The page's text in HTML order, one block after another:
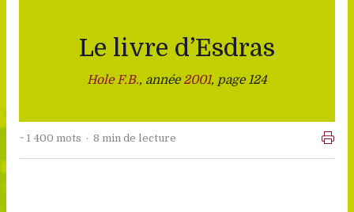
Le livre d’Esdras
Hole F.B., année 2001, page 124
~ 1 400 mots · 8 min de lecture